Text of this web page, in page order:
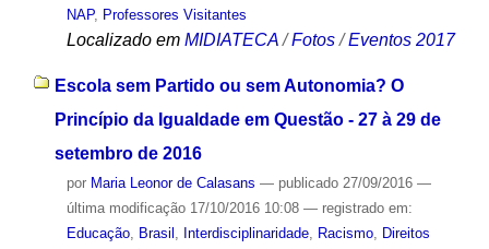
NAP, Professores Visitantes
Localizado em MIDIATECA /Fotos /Eventos 2017
Escola sem Partido ou sem Autonomia? O
Princípio da Igualdade em Questão - 27 à 29 de
setembro de 2016
por Maria Leonor de Calasans — publicado27/09/2016 —
última modificação17/10/2016 10:08 — registrado em:
Educação, Brasil , Interdisciplinaridade, Racismo, Direitos